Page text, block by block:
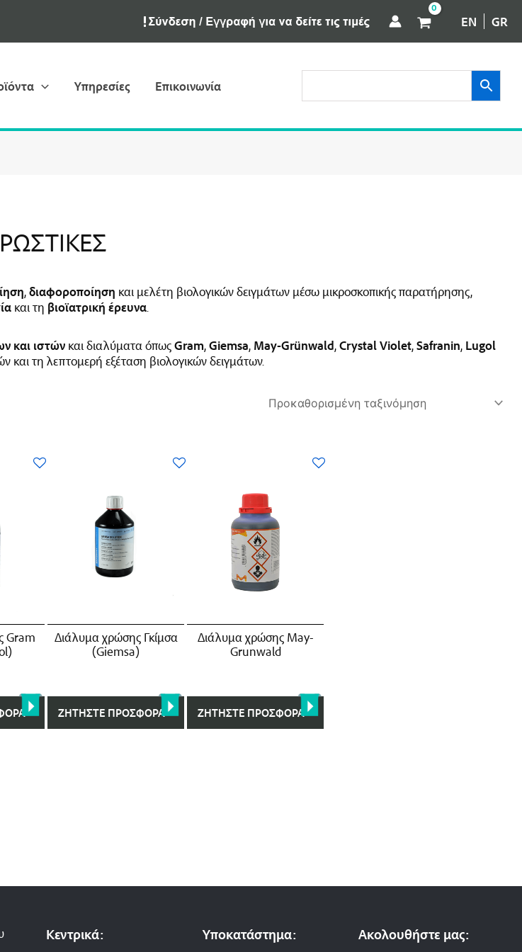
EN GR
Υπηρεσίες Επικοινωνία
,διαφοροποίηση και μελέτη βιολογικών δειγμάτων μέσω μικροσκοπικής παρατήρησης,
και τη βιοϊατρική έρευνα
και ιστών και διαλύματα όπωςGram,Giemsa, May-Grünwald,Crystal Violet,Safranin, Lugol
και τη λεπτομερή εξέταση βιολογικών δειγμάτων.
Gram
Διάλυμα χρώσης Γκίμσα
(Giemsa)
ΖΗΤΉΣΤΕ ΠΡΟΣΦΟΡΆ
Διάλυμα χρώσης Μay-
Grunwald
ΖΗΤΉΣΤΕ ΠΡΟΣΦΟΡΆ
Κεντρικά: Υποκατάστημα: Ακολουθήστε μας: